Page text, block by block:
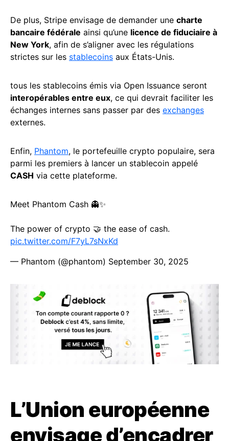
De plus, Stripe envisage de demander une charte
bancaire fédérale ainsi qu’une licence de fiduciaire à
New York, afin de s’aligner avec les régulations
strictes sur les stablecoins aux États-Unis.
tous les stablecoins émis via Open Issuance seront
interopérables entre eux, ce qui devrait faciliter les
échanges internes sans passer par des exchanges
externes.
Enfin, Phantom, le portefeuille crypto populaire, sera
parmi les premiers à lancer un stablecoin appelé
CASH via cette plateforme.
Meet Phantom Cash 👻✨
The power of crypto 🤝 the ease of cash.
pic.twitter.com/F7yL7sNxKd
— Phantom (@phantom) September 30, 2025
L’Union européenne
envisage d’encadrer